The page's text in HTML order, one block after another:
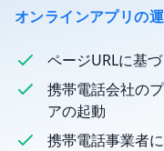
オンラインアプリの
ページURLに基
携帯電話会社の
アの起動
携帯電話事業者